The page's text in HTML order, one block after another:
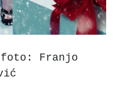
foto: Franjo